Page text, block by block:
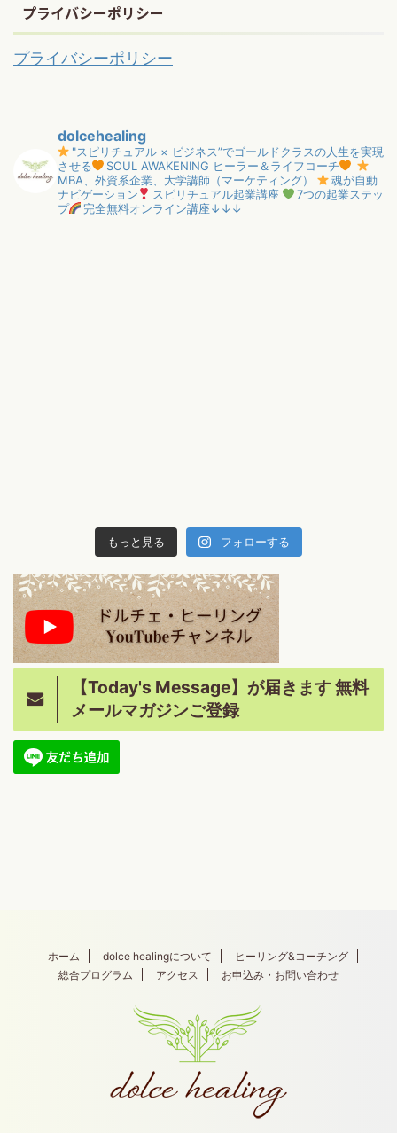
プライバシーポリシー
プライバシーポリシー
dolcehealing
"スピリチュアル × ビジネス”でゴールドクラスの人生を実現
させる
SOUL AWAKENING ヒーラー＆ライフコーチ
MBA、外資系企業、大学講師（マーケティング）
魂が自動
ナビゲーション
スピリチュアル起業講座
7つの起業ステッ
プ
完全無料オンライン講座↓↓↓
もっと見る フォローする
【Today's Message】が届きます 無料
メールマガジンご登録
ホーム dolce healingについて
ヒーリング&コーチング
総合プログラム
アクセス お申込み・お問い合わせ